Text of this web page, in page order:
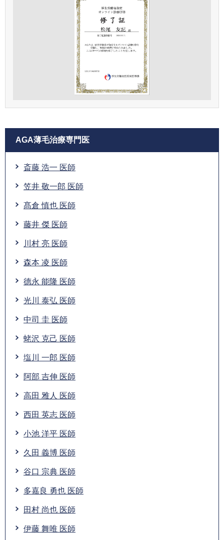
AGA薄毛治療専門医
斎藤 浩一 医師
笠井 敬一郎 医師
髙倉 慎也 医師
藤井 傑 医師
川村 亮 医師
森本 凌 医師
德永 能隆 医師
光川 泰弘 医師
中司 圭 医師
蛯沢 克己 医師
塩川 一郎 医師
阿部 吉伸 医師
高田 雅人 医師
西田 英志 医師
小池 洋平 医師
久田 義博 医師
谷口 宗典 医師
多嘉良 勇也 医師
田村 尚也 医師
伊藤 舞唯 医師